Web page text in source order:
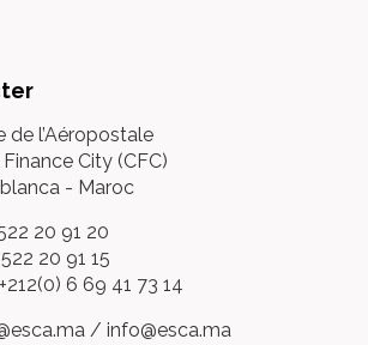
de l’Aéropostale
City (CFC)
- Maroc
20 91 20
20 91 15
6 69 41 73 14
/ info@esca.ma